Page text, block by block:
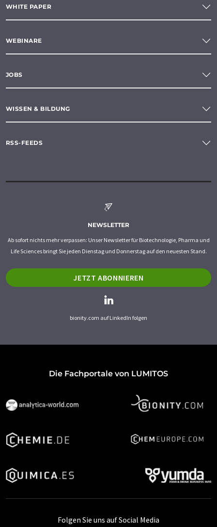
WHITE PAPER
WEBINARE
JOBS
WISSEN & BILDUNG
RSS-FEEDS
NEWSLETTER
Ab sofort nichts mehr verpassen: Unser Newsletter für Biotechnologie, Pharma und
Life Sciences bringt Sie jeden Dienstag und Donnerstag auf den neuesten Stand.
JETZT ABONNIEREN
bionity.com auf LinkedIn folgen
Die Fachportale von LUMITOS
Folgen Sie uns auf Social Media